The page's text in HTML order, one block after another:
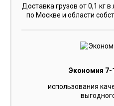
Доставка грузов от 0,1 кг
по Москве и области
Экономия 7-
использования